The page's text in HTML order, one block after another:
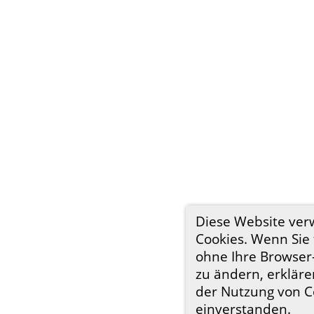
Diese Website
Cookies. Wenn
ohne Ihre
zu ändern,
der Nutzung von
einverstanden.